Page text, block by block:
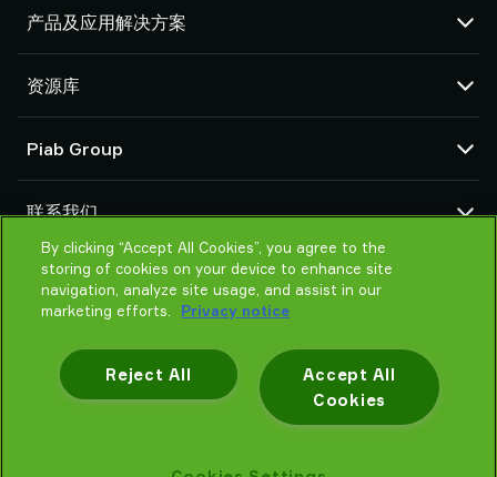
产品及应用解决方案
吸盘和软爪
机器人臂端工具 (EOAT) 部件
机器人和 Cobot 抓取解决方案
系统和解决方案配件
粉末和大颗粒物品真空输送机
资源库
产品在线配置
货物销售通用条款
隐私声明
Piab Group
组织结构
行为准则
Piab 新闻
联系我们
联系我们
找寻Piab 伙伴
常见问题
By clicking “Accept All Cookies”, you agree to the
storing of cookies on your device to enhance site
navigation, analyze site usage, and assist in our
marketing efforts.
Privacy notice
Accept All
Cookies
Reject All